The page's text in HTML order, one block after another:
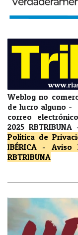
Weblog no
de lucro alguno -
correo
2025
Política de
IBÉRICA - Aviso
RBTRIBUNA